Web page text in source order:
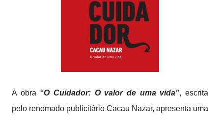
A obra “O Cuidador: O valor de uma vida”, escrita
pelo renomado publicitário Cacau Nazar, apresenta uma